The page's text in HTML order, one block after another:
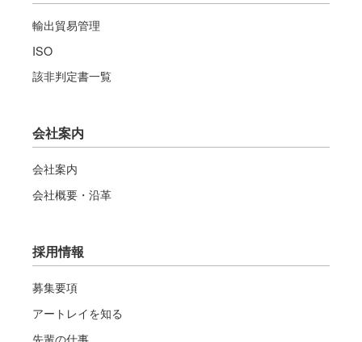
輸出貿易管理
ISO
該非判定書一覧
会社案内
会社案内
会社概要・沿革
採用情報
募集要項
アートレイを知る
先輩の仕事